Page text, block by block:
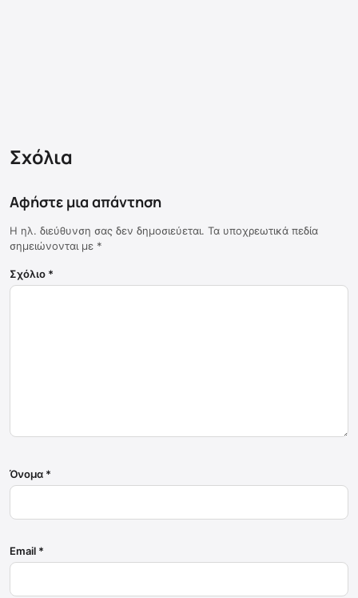
Σχόλια
Αφήστε μια απάντηση
Η ηλ. διεύθυνση σας δεν δημοσιεύεται. Τα υποχρεωτικά πεδία
σημειώνονται με *
Σχόλιο *
Όνομα *
Email *